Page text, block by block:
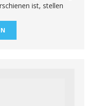
ist, stellen